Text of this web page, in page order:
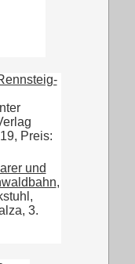
Preis:
und
,
3.